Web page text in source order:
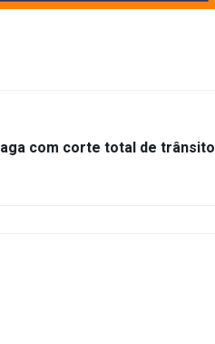
com corte total de trânsito